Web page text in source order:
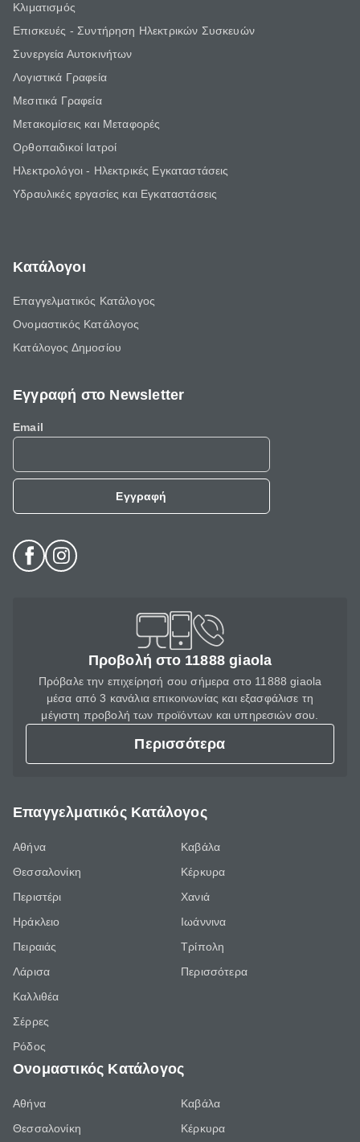
Κλιματισμός
Επισκευές - Συντήρηση Ηλεκτρικών Συσκευών
Συνεργεία Αυτοκινήτων
Λογιστικά Γραφεία
Μεσιτικά Γραφεία
Μετακομίσεις και Μεταφορές
Ορθοπαιδικοί Ιατροί
Ηλεκτρολόγοι - Ηλεκτρικές Εγκαταστάσεις
Υδραυλικές εργασίες και Εγκαταστάσεις
Κατάλογοι
Επαγγελματικός Κατάλογος
Ονομαστικός Κατάλογος
Κατάλογος Δημοσίου
Εγγραφή στο Newsletter
Email
Εγγραφή
Προβολή στο 11888 giaola
Πρόβαλε την επιχείρησή σου σήμερα στο 11888 giaola
μέσα από 3 κανάλια επικοινωνίας και εξασφάλισε τη
μέγιστη προβολή των προϊόντων και υπηρεσιών σου.
Περισσότερα
Επαγγελματικός Κατάλογος
Αθήνα
Θεσσαλονίκη
Περιστέρι
Ηράκλειο
Πειραιάς
Λάρισα
Καλλιθέα
Σέρρες
Ρόδος
Καβάλα
Κέρκυρα
Χανιά
Ιωάννινα
Τρίπολη
Περισσότερα
Ονομαστικός Κατάλογος
Αθήνα
Θεσσαλονίκη
Καβάλα
Κέρκυρα